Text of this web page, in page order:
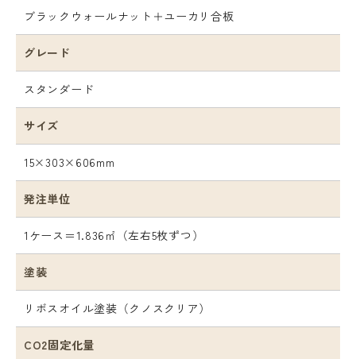
ブラックウォールナット＋ユーカリ合板
グレード
スタンダード
サイズ
15×303×606mm
発注単位
1ケース＝1.836㎡（左右5枚ずつ）
塗装
リボスオイル塗装（クノスクリア）
CO2固定化量